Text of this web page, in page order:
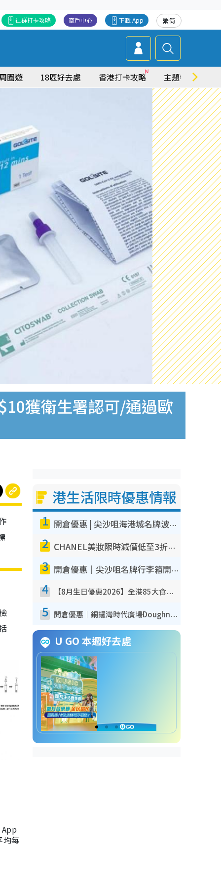
繁简
下載 App
商戶中心
社群打卡攻略
圍遊 18區好去處 香港打卡攻略 主題特集
獲衛生署認可/通過歐
均每
港生活限時優惠情報
1 開倉優惠 | 尖沙咀海港城名牌波鞋開倉低至1折！On鞋$899起／Joy&Peace鞋履$98起
2 CHANEL美妝限時減價低至3折！人氣粉底/唇膏/精華液低至$275！COCO香水都有平
3 開倉優惠｜尖沙咀名牌行李箱開倉低至4折！一連5日 American Tourister/ace./Hallmark $200起！
4 【8月生日優惠2026】全港85大食買玩著數攻略 自助餐/火鍋放題同行免費＋誠品/DONKI送現金券
5 開倉優惠｜銅鑼灣時代廣場Doughnut/Campo Marzio開倉低至1折！背囊、書包、手袋劈價$200起
U GO 本週好去處